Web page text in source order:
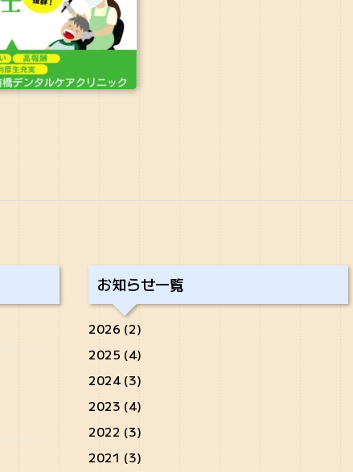
お知らせ一覧
2026 (2)
2025 (4)
2024 (3)
2023 (4)
2022 (3)
2021 (3)